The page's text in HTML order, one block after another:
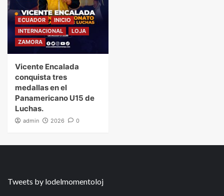
ECUADOR
INICIO
INTERNACIONAL
LOJA
ZAMORA
Vicente Encalada
conquista tres
medallas en el
Panamericano U15 de
Luchas.
admin 2026 0
Tweets by lodelmomentoloj